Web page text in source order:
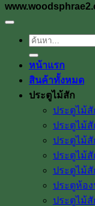
ค้นหา:
หน้าแรก
สินค้าทั้งหมด
ประตูไม้สัก
ประตูไม้สั
ประตูไม้
ประตูไม้
ประตูไม้
ประตูไม้
ประตูห้อ
ประตูไม้